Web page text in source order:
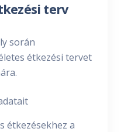
terv
során
étkezési tervet
étkezésekhez a